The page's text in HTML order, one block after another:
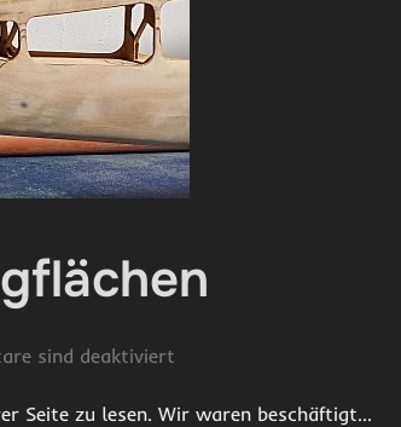
sind deaktiviert
Seite zu lesen. Wir waren beschäftigt…